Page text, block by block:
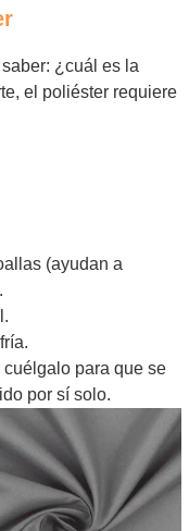
¿cuál es la
el poliéster requiere
(ayudan a
para que se
por sí solo.